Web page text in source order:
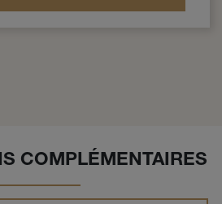
COMPLÉMENTAIRES